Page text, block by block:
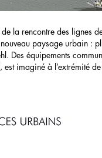
la rencontre des lignes
paysage urbain :
Des équipements
imaginé à l’extrémité